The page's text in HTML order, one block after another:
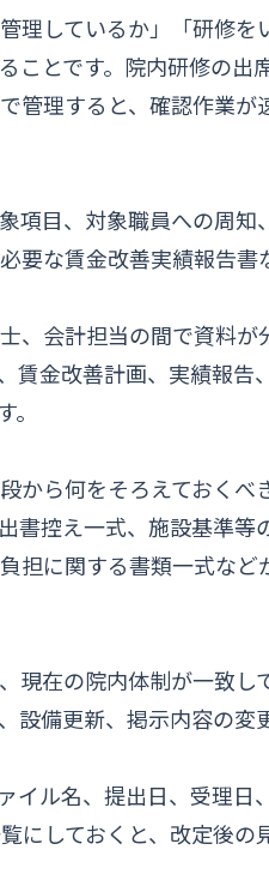
理しているか」「研修を
ことです。院内研修の出
管理すると、確認作業が
項目、対象職員への周知
要な賃金改善実績報告書
、会計担当の間で資料が
賃金改善計画、実績報告
から何をそろえておくべ
書控え一式、施設基準等
担に関する書類一式など
現在の院内体制が一致し
設備更新、掲示内容の変
イル名、提出日、受理日
にしておくと、改定後の